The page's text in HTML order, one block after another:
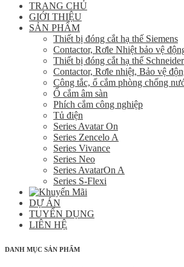
TRANG CHỦ
GIỚI THIỆU
SẢN PHẨM
Thiết bị đóng cắt hạ thế Siemens
Contactor, Rơle Nhiệt bảo vệ
Thiết bị đóng cắt hạ thế Schneider
Contactor, Rơle nhiệt, Bảo vệ
Công tắc, ổ cắm phòng chống
Ổ cắm âm sàn
Phích cắm công nghiệp
Tủ điện
Series Avatar On
Series Zencelo A
Series Vivance
Series Neo
Series AvatarOn A
Series S-Flexi
DỰ ÁN
TUYỂN DỤNG
LIÊN HỆ
DANH MỤC SẢN PHẨM